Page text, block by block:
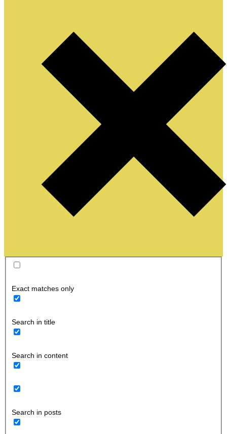
Exact matches only
Search in title
Search in content
Search in posts